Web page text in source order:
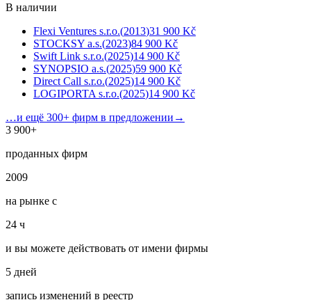
В наличии
Flexi Ventures s.r.o.(2013)31 900 Kč
STOCKSY a.s.(2023)84 900 Kč
Swift Link s.r.o.(2025)14 900 Kč
SYNOPSIO a.s.(2025)59 900 Kč
Direct Call s.r.o.(2025)14 900 Kč
LOGIPORTA s.r.o.(2025)14 900 Kč
…и ещё 300+ фирм в предложении →
3 900+
проданных фирм
2009
на рынке с
24 ч
и вы можете действовать от имени фирмы
5 дней
запись изменений в реестр